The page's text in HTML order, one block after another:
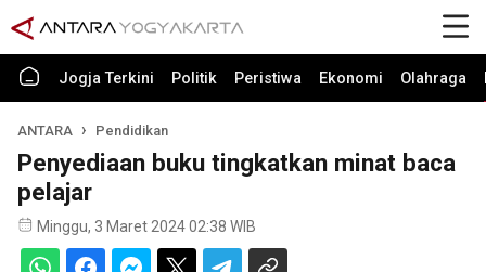
Jogja Terkini Politik Peristiwa Ekonomi Olahraga
ANTARA Pendidikan
Penyediaan buku tingkatkan minat baca
pelajar
Minggu, 3 Maret 2024 02:38 WIB